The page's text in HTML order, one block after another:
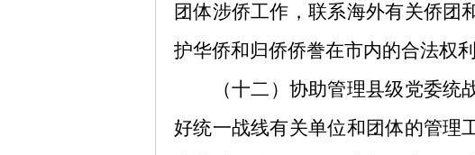
团体涉侨工作，联系海外有关侨团
护华侨和归侨侨誊在市内的合法权利
（十二）协助管理县级党委
好统一战线有关单位和团体的管理